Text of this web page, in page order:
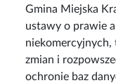
Gmina Miejska
ustawy o prawie
niekomercyjnych,
zmian i
ochronie baz